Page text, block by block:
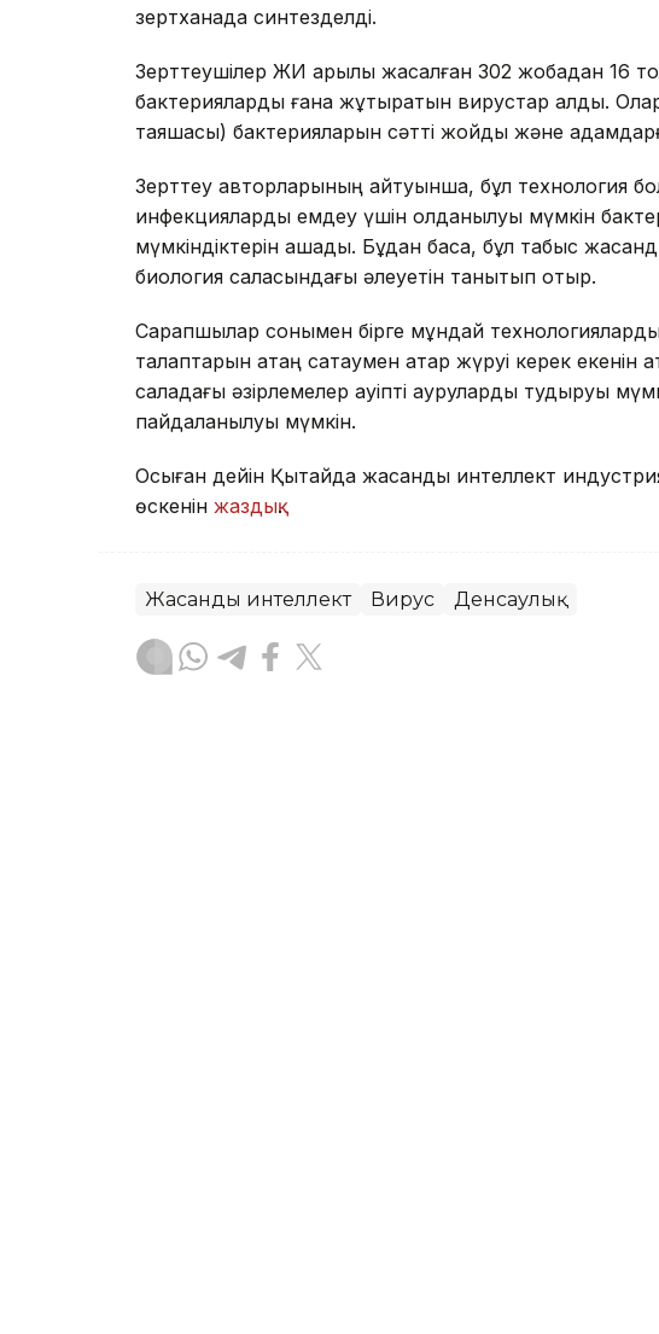
зертханада синтезделді.
Зерттеушілер ЖИ арқылы жасалған 302 жобадан 16
бактерияларды ғана жұқтыратын вирустар алды.
таяқшасы) бактерияларын сәтті жойды және
Зерттеу авторларының айтуынша, бұл технология
инфекцияларды емдеу үшін қолданылуы мүмкін
мүмкіндіктерін ашады. Бұдан басқа, бұл табыс
биология саласындағы әлеуетін танытып отыр.
Сарапшылар сонымен бірге мұндай технологияларды
талаптарын қатаң сақтаумен қатар жүруі керек екенін
саладағы әзірлемелер қауіпті ауруларды тудыруы
пайдаланылуы мүмкін.
Осыған дейін Қытайда жасанды интеллект
өскенін жаздық.
Жасанды интеллект Вирус Денсаулық